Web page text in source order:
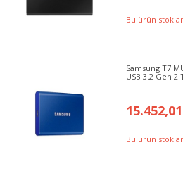
Bu ürün
Samsung T7
USB 3.2 Gen 2
Bu ürün